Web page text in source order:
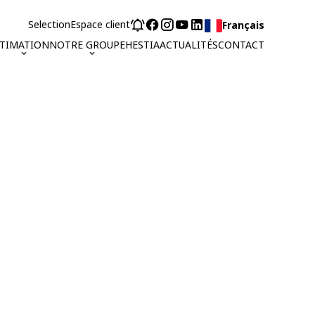
SelectionEspace client
Français
NOTRE GROUPEHESTIAACTUALITÉSCONTACT